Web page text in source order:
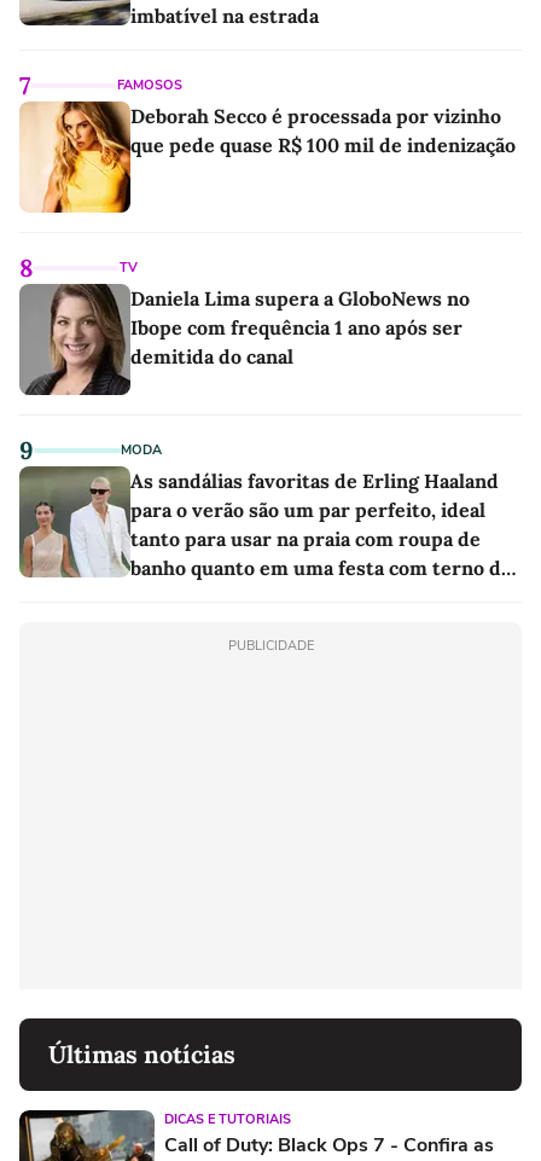
imbatível na estrada
7 FAMOSOS
Deborah Secco é processada por vizinho
que pede quase R$ 100 mil de indenização
8 TV
Daniela Lima supera a GloboNews no
Ibope com frequência 1 ano após ser
demitida do canal
9 MODA
As sandálias favoritas de Erling Haaland
para o verão são um par perfeito, ideal
tanto para usar na praia com roupa de
banho quanto em uma festa com terno de
PUBLICIDADE
Últimas notícias
DICAS E TUTORIAIS
Call of Duty: Black Ops 7 - Confira as